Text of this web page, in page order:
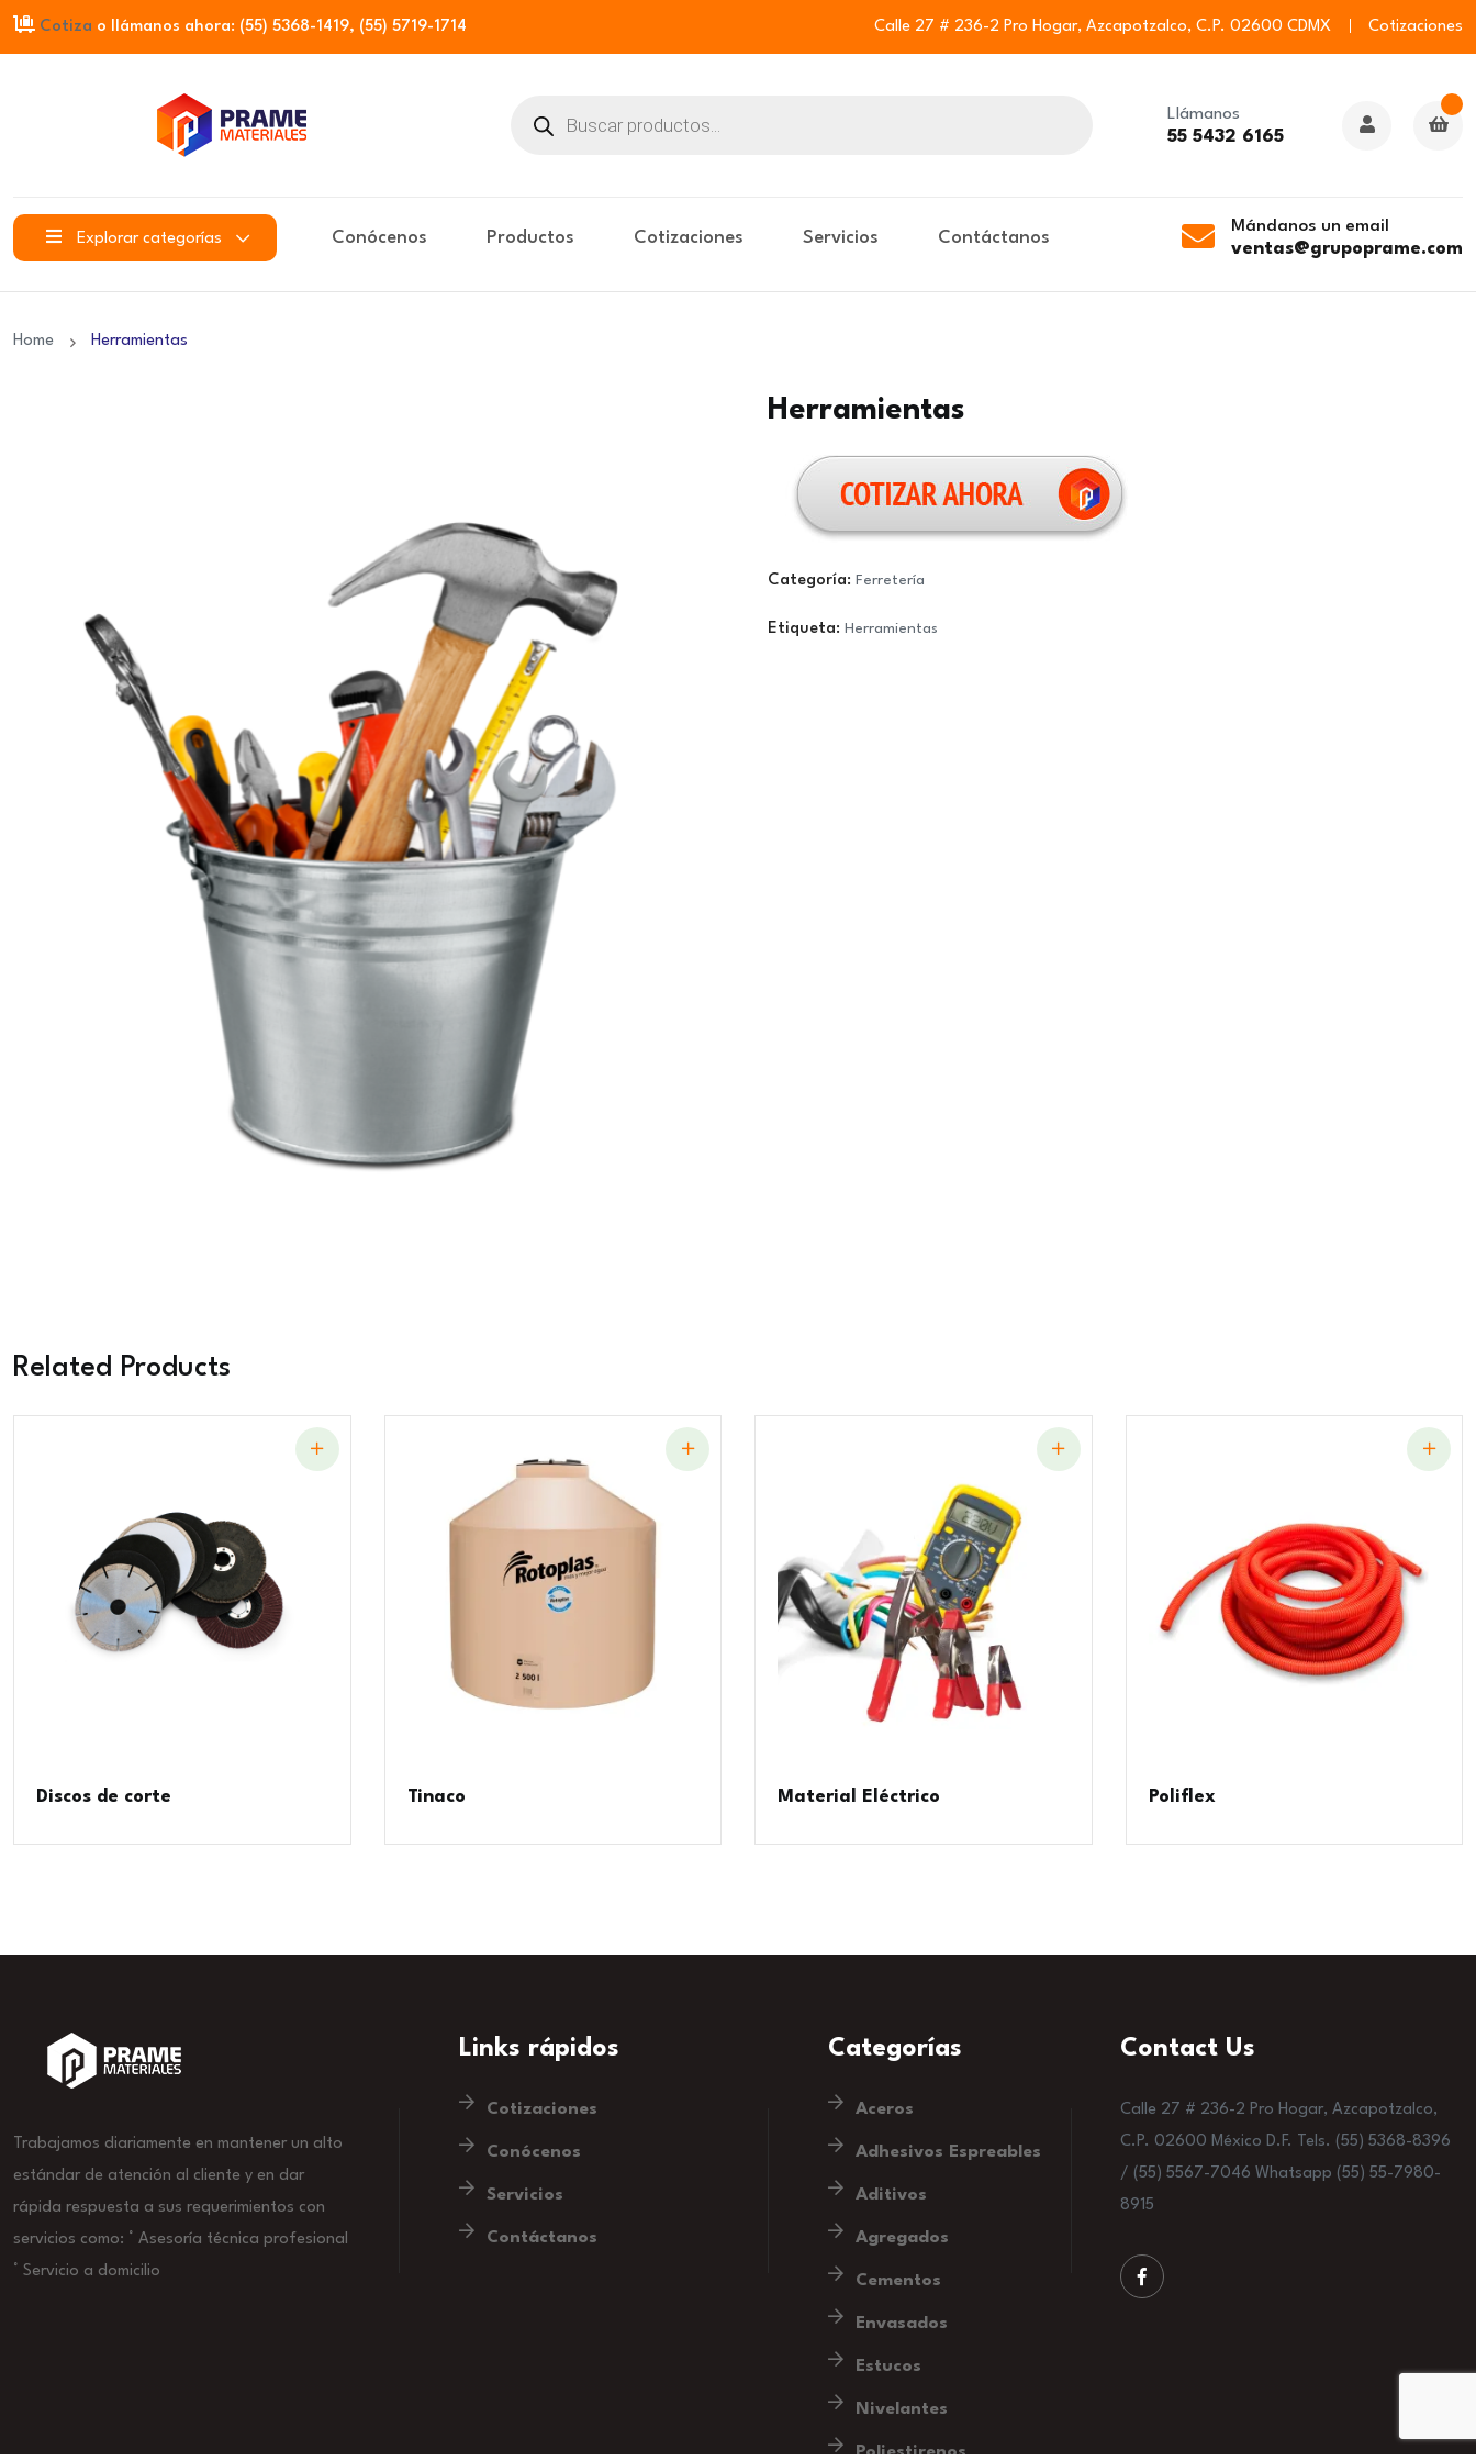
Cotiza o llámanos ahora: (55) 5368-1419, (55) 5719-1714 Calle 27 # 236-2 Pro Hogar, Azcapotzalco, C.P. 02600 CDMX Cotizaciones
productos
Llámanos
55 5432 6165
Explorar categorías Conócenos Productos Cotizaciones Servicios Contáctanos
Mándanos un email
ventas@grupoprame.com
Home Herramientas
Herramientas
Categoría: Ferretería
Etiqueta: Herramientas
Related Products
Discos de corte Tinaco Material Eléctrico Poliflex
Trabajamos diariamente en mantener un alto
estándar de atención al cliente y en dar
rápida respuesta a sus requerimientos con
servicios como: ° Asesoría técnica profesional
° Servicio a domicilio
Links rápidos
Cotizaciones
Conócenos
Servicios
Contáctanos
Categorías
Aceros
Adhesivos Espreables
Aditivos
Agregados
Cementos
Envasados
Estucos
Nivelantes
Poliestirenos
Contact Us
Calle 27 # 236-2 Pro Hogar, Azcapotzalco,
C.P. 02600 México D.F. Tels. (55) 5368-8396
/ (55) 5567-7046 Whatsapp (55) 55-7980-
8915